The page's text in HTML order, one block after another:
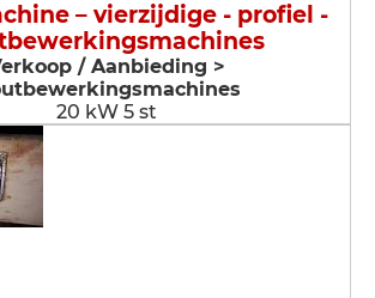
– vierzijdige - profiel -
/ Aanbieding >
20 kW 5 st